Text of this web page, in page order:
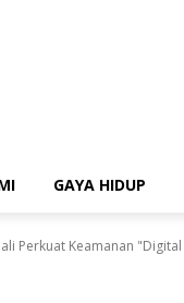
GAYA HIDUP
Perkuat Keamanan